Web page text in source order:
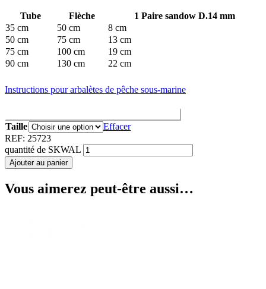
Tube Flèche
1 Paire sandow D.14 mm
35 cm
50 cm
8 cm
50 cm
75 cm
13 cm
75 cm
100 cm
19 cm
90 cm
130 cm 22 cm
Instructions pour arbalètes de pêche sous-marine
Taille
Effacer
REF: 25723
quantité de SKWAL
Ajouter au panier
Vous aimerez peut-être aussi…